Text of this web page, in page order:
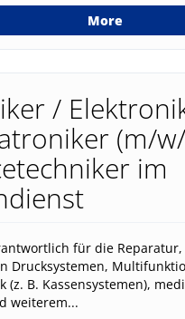
More
/
(m/
im
für die
Drucksystemen,
(z. B. Kassensystemen),
weiterem...